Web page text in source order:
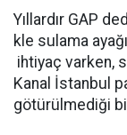
Yıllardır GAP
kle sulama
ihtiyaç varken,
Kanal İstanbul
götürülmediği